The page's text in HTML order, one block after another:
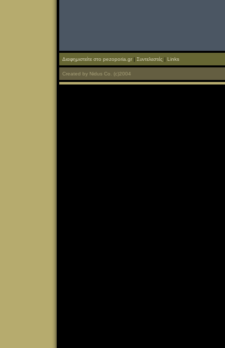
Διαφημιστείτε στο pezoporia.gr | Συντελεστές | Links
Created by Nidus Co. (c)2004